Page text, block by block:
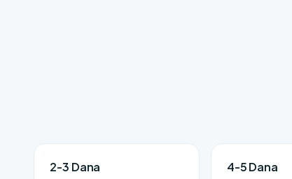
2-3 Dana 4-5 Dana